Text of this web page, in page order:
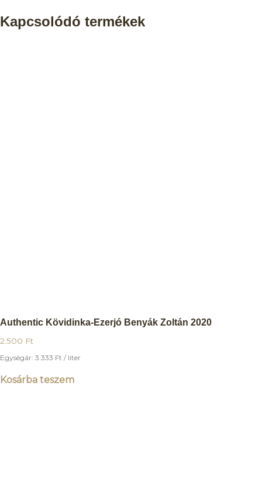
Kapcsolódó termékek
Authentic Kövidinka-Ezerjó Benyák Zoltán 2020
2.500 Ft
Egységár: 3.333 Ft / liter
Kosárba teszem